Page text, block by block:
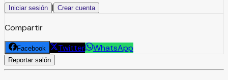
Iniciar sesión | Crear cuenta
Compartir
Facebook Twitter WhatsApp
Reportar salón